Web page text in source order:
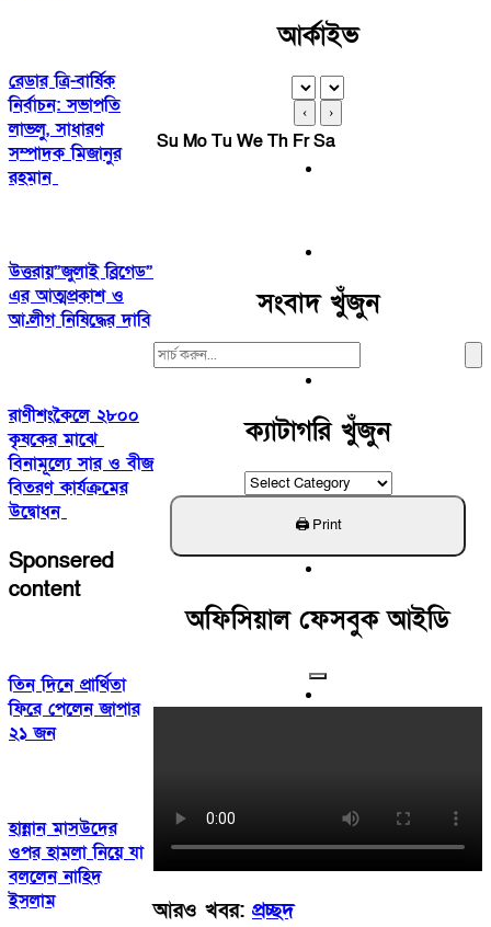
রেডার ত্রি-বার্ষিক
নির্বাচন: সভাপতি
লাভলু, সাধারণ
সম্পাদক মিজানুর
রহমান
উত্তরায়”জুলাই ব্রিগেড”
এর আত্মপ্রকাশ ও
আ.লীগ নিষিদ্ধের দাবি
রাণীশংকৈলে ২৮০০
কৃষকের মাঝে
বিনামূল্যে সার ও বীজ
বিতরণ কার্যক্রমের
উদ্বোধন
Sponsered
content
তিন দিনে প্রার্থিতা
ফিরে পেলেন জাপার
২১ জন
হান্নান মাসউদের
ওপর হামলা নিয়ে যা
বললেন নাহিদ
ইসলাম
আর্কাইভ
‹ ›
Su MoTu WeTh FrSa
সংবাদ খুঁজুন
Search
ক্যাটাগরি খুঁজুন
ক্যাটাগরি
খুঁজুন
অফিসিয়াল ফেসবুক আইডি
আরও খবর: প্রচ্ছদ